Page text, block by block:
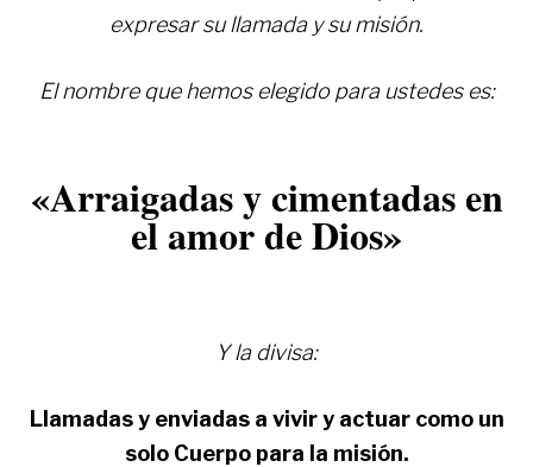
expresar su llamada y su misión.
El nombre que hemos elegido para ustedes es:
«Arraigadas y cimentadas en
el amor de Dios»
Y la divisa:
Llamadas y enviadas a vivir y actuar como un
solo Cuerpo para la misión.